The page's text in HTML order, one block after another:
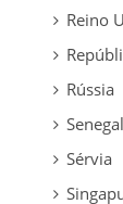
Reino
Rússia
Senegal
Sérvia